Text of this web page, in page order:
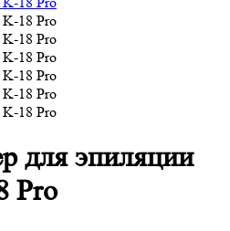
для эпиляции
Pro